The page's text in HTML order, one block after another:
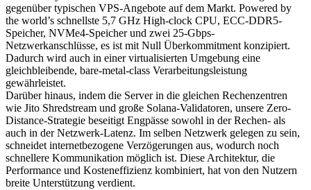
gegenüber typischen VPS-Angebote auf dem Markt. Powered by
the world’s schnellste 5,7 GHz High-clock CPU, ECC-DDR5-
Speicher, NVMe4-Speicher und zwei 25-Gbps-
Netzwerkanschlüsse, es ist mit Null Überkommitment konzipiert.
Dadurch wird auch in einer virtualisierten Umgebung eine
gleichbleibende, bare-metal-class Verarbeitungsleistung
gewährleistet.
Darüber hinaus, indem die Server in die gleichen Rechenzentren
wie Jito Shredstream und große Solana-Validatoren, unsere Zero-
Distance-Strategie beseitigt Engpässe sowohl in der Rechen- als
auch in der Netzwerk-Latenz. Im selben Netzwerk gelegen zu sein,
schneidet internetbezogene Verzögerungen aus, wodurch noch
schnellere Kommunikation möglich ist. Diese Architektur, die
Performance und Kosteneffizienz kombiniert, hat von den Nutzern
breite Unterstützung verdient.